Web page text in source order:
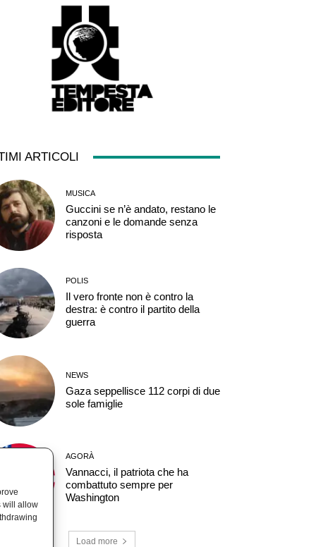
will allow
ARTICOLI
MUSICA
Guccini se n’è andato, restano le
canzoni e le domande senza
risposta
POLIS
Il vero fronte non è contro la
destra: è contro il partito della
guerra
NEWS
Gaza seppellisce 112 corpi di due
sole famiglie
AGORÀ
Vannacci, il patriota che ha
combattuto sempre per
Washington
Load more